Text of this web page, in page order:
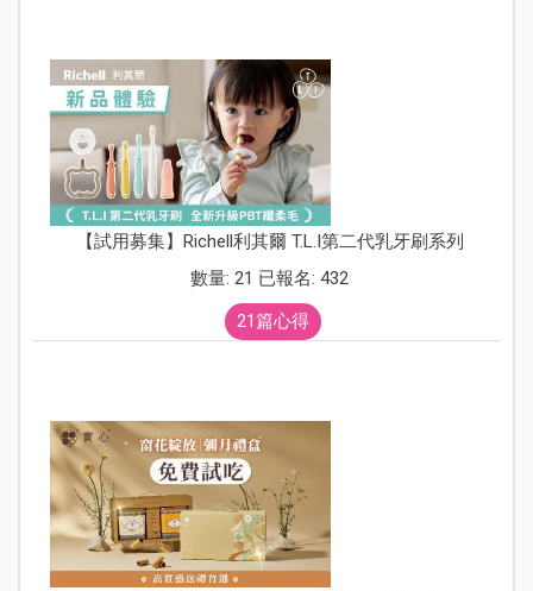
【試用募集】Richell利其爾 T.L.I第二代乳牙刷系列
數量: 21 已報名: 432
21篇心得